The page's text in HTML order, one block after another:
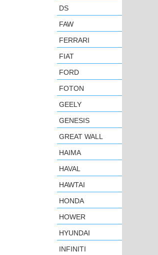
DS
FAW
FERRARI
FIAT
FORD
FOTON
GEELY
GENESIS
GREAT WALL
HAIMA
HAVAL
HAWTAI
HONDA
HOWER
HYUNDAI
INFINITI